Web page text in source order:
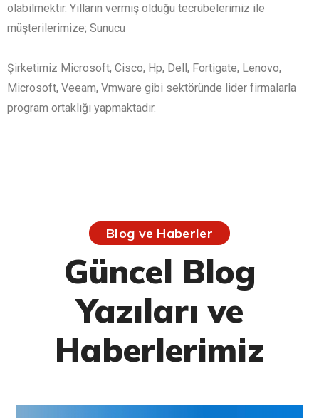
olabilmektir. Yılların vermiş olduğu tecrübelerimiz ile
müşterilerimize; Sunucu
Şirketimiz Microsoft, Cisco, Hp, Dell, Fortigate, Lenovo,
Microsoft, Veeam, Vmware gibi sektöründe lider firmalarla
program ortaklığı yapmaktadır.
Blog ve Haberler
Güncel Blog
Yazıları ve
Haberlerimiz